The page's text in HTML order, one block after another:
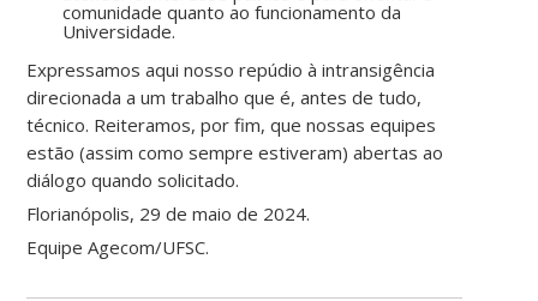
comunidade quanto ao funcionamento da
Universidade.
Expressamos aqui nosso repúdio à intransigência
direcionada a um trabalho que é, antes de tudo,
técnico. Reiteramos, por fim, que nossas equipes
estão (assim como sempre estiveram) abertas ao
diálogo quando solicitado.
Florianópolis, 29 de maio de 2024.
Equipe Agecom/UFSC.